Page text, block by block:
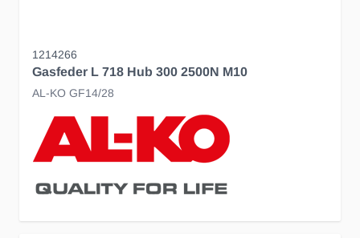
1214266
Gasfeder L 718 Hub 300 2500N M10
AL-KO GF14/28